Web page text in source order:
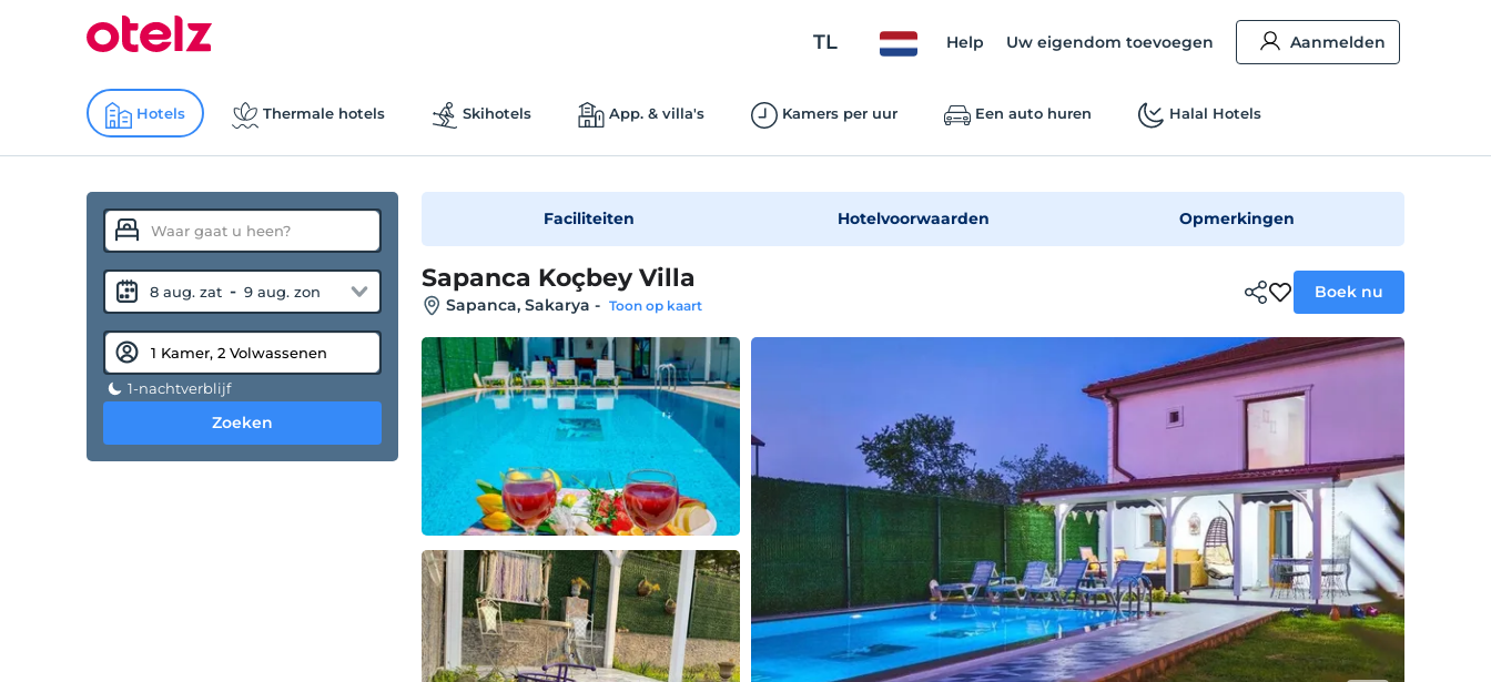
TL Help Uw eigendom toevoegen Aanmelden
Hotels Thermale hotels Skihotels App. & villa's Kamers per uur Een auto huren Halal Hotels
8 aug. zat - 9 aug. zon
1-nachtverblijf
Zoeken
Faciliteiten Hotelvoorwaarden Opmerkingen
Sapanca Koçbey Villa
Sapanca, Sakarya - Toon op kaart
Boek nu